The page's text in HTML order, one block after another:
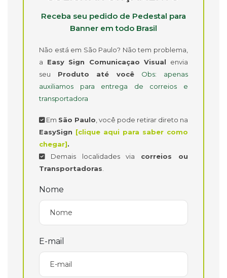
Receba seu pedido de Pedestal para
Banner em todo Brasil
Não está em São Paulo? Não tem problema,
a Easy Sign Comunicaçao Visual envia
seu Produto até você Obs: apenas
auxiliamos para entrega de correios e
transportadora
Em São Paulo , você pode retirar direto na
EasySign [clique aqui para saber como
chegar].
Demais localidades via correios ou
Transportadoras
Nome
E-mail